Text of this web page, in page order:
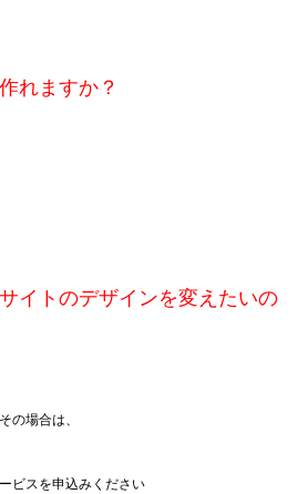
れますか？
イトのデザインを変えたいの
の場合は、
ビスを申込みください